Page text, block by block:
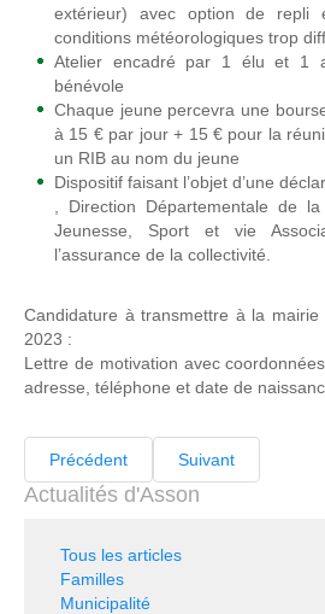
extérieur) avec option de repli
conditions météorologiques trop
Atelier encadré par 1 élu et 1
bénévole
Chaque jeune percevra une
à 15 € par jour + 15 € pour la
un RIB au nom du jeune
Dispositif faisant l’objet d’une
, Direction Départementale de
Jeunesse, Sport et vie
l’assurance de la collectivité.
Candidature à transmettre à la mairie
2023 :
Lettre de motivation avec
adresse, téléphone et date de
Précédent Suivant
Actualités d'Asson
Tous les articles
Familles
Municipalité